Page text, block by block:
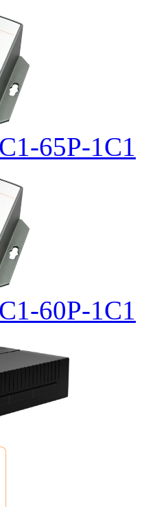
65P-1C1
60P-1C1